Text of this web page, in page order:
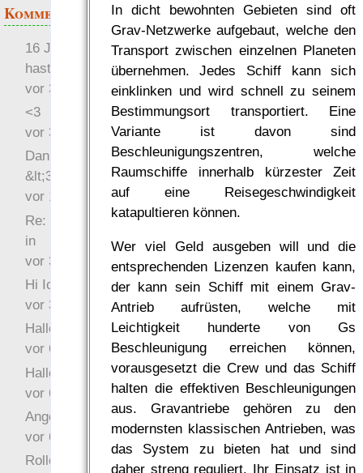
In dicht bewohnten Gebieten sind oft
Grav-Netzwerke aufgebaut, welche den
Transport zwischen einzelnen Planeten
übernehmen. Jedes Schiff kann sich
einklinken und wird schnell zu seinem
Bestimmungsort transportiert. Eine
Variante ist davon sind
Beschleunigungszentren, welche
Raumschiffe innerhalb kürzester Zeit
auf eine Reisegeschwindigkeit
katapultieren können.
Wer viel Geld ausgeben will und die
entsprechenden Lizenzen kaufen kann,
der kann sein Schiff mit einem Grav-
Antrieb aufrüsten, welche mit
Leichtigkeit hunderte von Gs
Beschleunigung erreichen können,
vorausgesetzt die Crew und das Schiff
halten die effektiven Beschleunigungen
aus. Gravantriebe gehören zu den
modernsten klassischen Antrieben, was
das System zu bieten hat und sind
daher streng reguliert. Ihr Einsatz ist in
Kommentare
16 Jahre später: mist, du
hast Recht …
vor 31 Wochen 1 Tag
<3
vor 34 Wochen 3 Tage
Danke für das Statement
&lt;3
vor 1 Jahr 48 Wochen
Re: Hi Ich bin völlig neu
in
vor 3 Jahre 32 Wochen
Hi Ich bin völlig neu in
vor 3 Jahre 45 Wochen
Hallo Ochrasylion
vor 6 Jahre 9 Wochen
Hallo Drak
vor 6 Jahre 10 Wochen
Angefragt
vor 6 Jahre 10 Wochen
Rollenspielrunde